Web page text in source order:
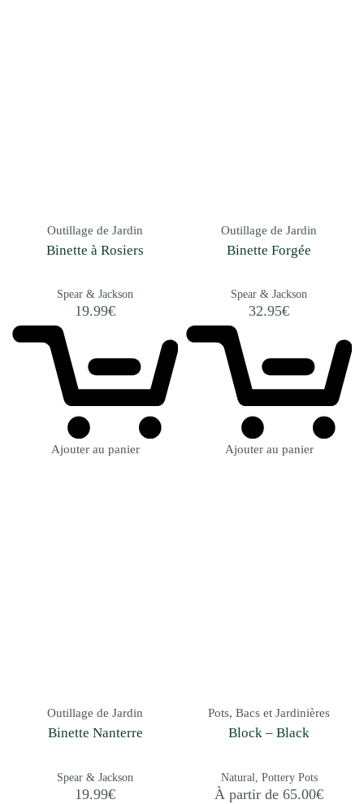
Outillage de Jardin
Binette à Rosiers
Spear & Jackson
19.99€
Ajouter au panier
Outillage de Jardin
Binette Forgée
Spear & Jackson
32.95€
Ajouter au panier
Outillage de Jardin
Binette Nanterre
Spear & Jackson
19.99€
Pots, Bacs et Jardinières
Block – Black
Natural Pottery Pots
À partir de 65.00€